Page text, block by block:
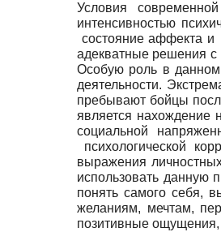
Условия
интенсивностью
состояние аффекта и
адекватные решения с
Особую роль в данном
деятельности.
пребывают бойцы
является нахождение
социальной
психологической
выражения
использовать данную
понять самого себя,
желаниям, мечтам,
позитивные ощущения,